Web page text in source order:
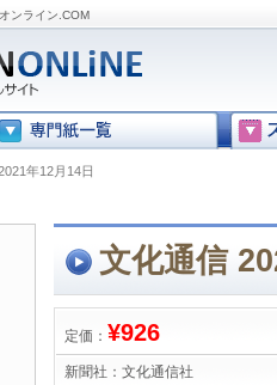
ンライン.COM
年12月14日
文化通信
定価： ¥926
新聞社： 文化通信社